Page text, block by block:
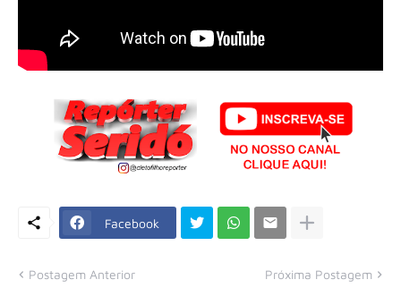
Facebook
Postagem Anterior Próxima Postagem